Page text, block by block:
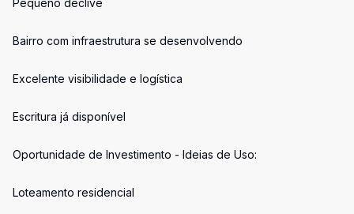
Pequeno declive
Bairro com infraestrutura se desenvolvendo
Excelente visibilidade e logística
Escritura já disponível
Oportunidade de Investimento - Ideias de Uso:
Loteamento residencial